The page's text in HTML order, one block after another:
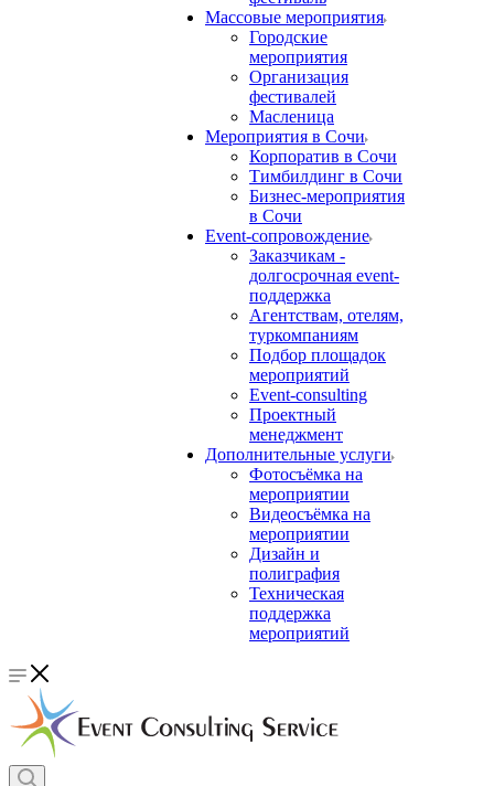
Массовые мероприятия
Городские
мероприятия
Организация
фестивалей
Масленица
Мероприятия в Сочи
Корпоратив в Сочи
Тимбилдинг в Сочи
Бизнес-мероприятия
в Сочи
Event-сопровождение
Заказчикам -
долгосрочная event-
поддержка
Агентствам, отелям,
туркомпаниям
Подбор площадок
мероприятий
Event-consulting
Проектный
менеджмент
Дополнительные услуги
Фотосъёмка на
мероприятии
Видеосъёмка на
мероприятии
Дизайн и
полиграфия
Техническая
поддержка
мероприятий